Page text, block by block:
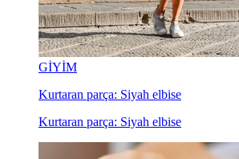
GİYİM
Kurtaran parça: Siyah elbise
Kurtaran parça: Siyah elbise